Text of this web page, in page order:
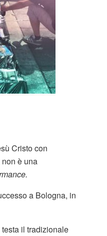
Cristo con
è una
a Bologna, in
il tradizionale